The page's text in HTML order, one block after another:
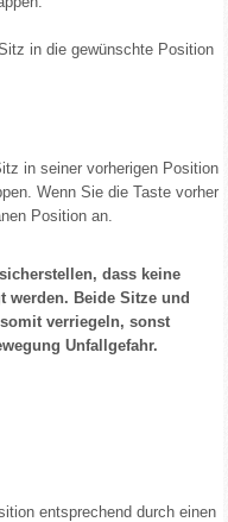
in die gewünschte Position
in seiner vorherigen Position
Wenn Sie die Taste vorher
Position an.
dass keine
werden. Beide Sitze und
verriegeln, sonst
Unfallgefahr.
entsprechend durch einen